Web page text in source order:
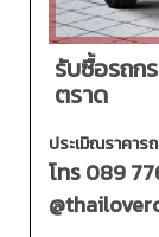
รับซื้อรถก
ตราด
ประเมิณราคาร
โทร089